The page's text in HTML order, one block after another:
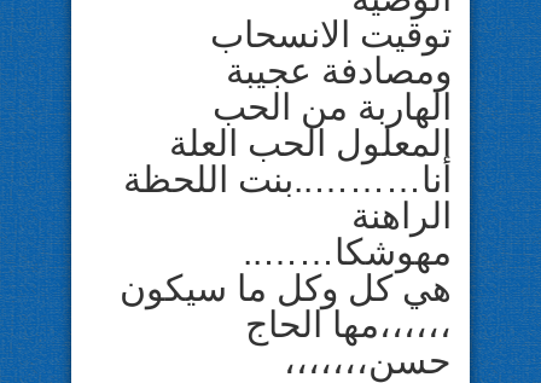
توقيت الانسحاب
ومصادفة عجيبة
الهاربة من الحب
المعلول الحب العلة
أنا………..بنت اللحظة
الراهنة
مهوشكا……..
هي كل وكل ما سيكون
،،،،،،مها الحاج
حسن،،،،،،،